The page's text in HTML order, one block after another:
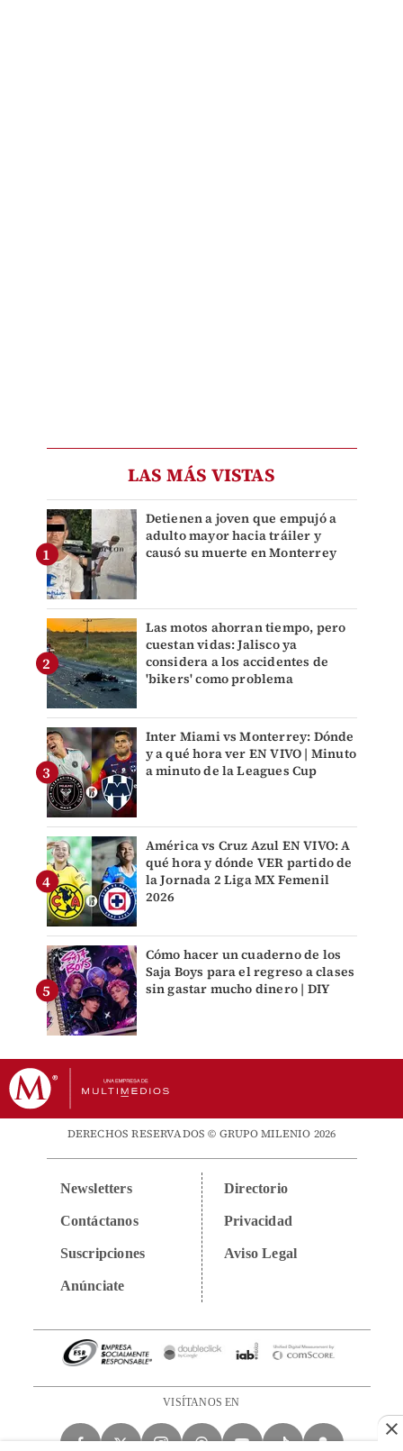
LAS MÁS VISTAS
Detienen a joven que empujó a
adulto mayor hacia tráiler y
causó su muerte en Monterrey
Las motos ahorran tiempo, pero
cuestan vidas: Jalisco ya
considera a los accidentes de
'bikers' como problema
Inter Miami vs Monterrey: Dónde
y a qué hora ver EN VIVO | Minuto
a minuto de la Leagues Cup
América vs Cruz Azul EN VIVO: A
qué hora y dónde VER partido de
la Jornada 2 Liga MX Femenil
2026
Cómo hacer un cuaderno de los
Saja Boys para el regreso a clases
sin gastar mucho dinero | DIY
DERECHOS RESERVADOS © GRUPO MILENIO 2026
Newsletters
Contáctanos
Suscripciones
Anúnciate
Directorio
Privacidad
Aviso Legal
VISÍTANOS EN